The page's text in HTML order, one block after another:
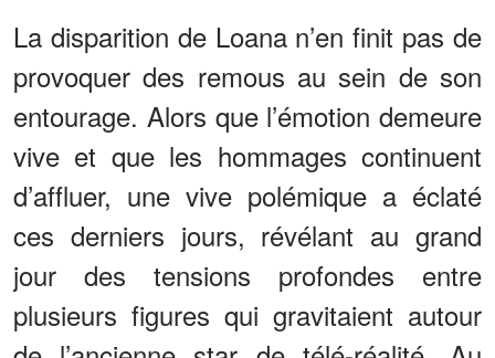
La disparition de Loana n’en finit pas de
provoquer des remous au sein de son
entourage. Alors que l’émotion demeure
vive et que les hommages continuent
d’affluer, une vive polémique a éclaté
ces derniers jours, révélant au grand
jour des tensions profondes entre
plusieurs figures qui gravitaient autour